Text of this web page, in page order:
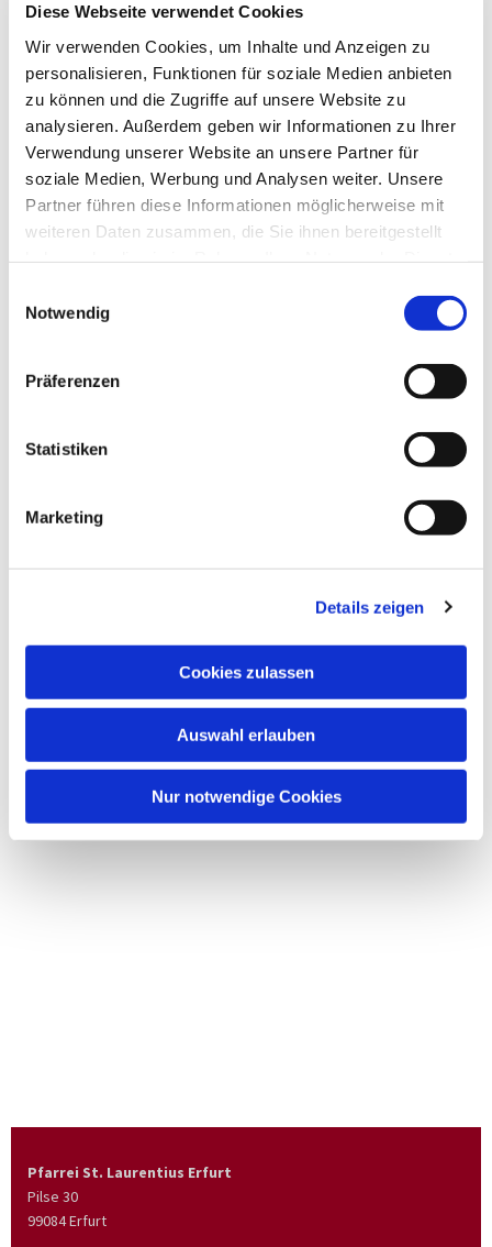
Diese Webseite verwendet Cookies
Wir verwenden Cookies, um Inhalte und Anzeigen zu
personalisieren, Funktionen für soziale Medien anbieten
zu können und die Zugriffe auf unsere Website zu
analysieren. Außerdem geben wir Informationen zu Ihrer
Verwendung unserer Website an unsere Partner für
soziale Medien, Werbung und Analysen weiter. Unsere
Partner führen diese Informationen möglicherweise mit
weiteren Daten zusammen, die Sie ihnen bereitgestellt
Notwendig
Präferenzen
Statistiken
Marketing
Details zeigen
Cookies zulassen
Auswahl erlauben
Nur notwendige Cookies
Pfarrei St. Laurentius Erfurt
Pilse 30
99084 Erfurt